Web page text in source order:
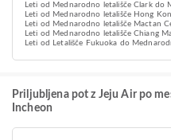
Leti od Mednarodno letališče Clark do
Leti od Mednarodno letališče Hong
Leti od Mednarodno letališče Mactan
Leti od Mednarodno letališče Chiang
Leti od Letališče Fukuoka do
Priljubljena pot z Jeju Air po
Incheon